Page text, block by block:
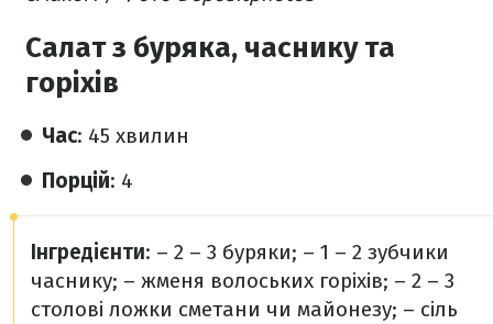
Салат з буряка, часнику та
горіхів
Час: 45 хвилин
Порцій: 4
Інгредієнти: – 2 – 3 буряки; – 1 – 2 зубчики
часнику; – жменя волоських горіхів; – 2 – 3
столові ложки сметани чи майонезу; – сіль